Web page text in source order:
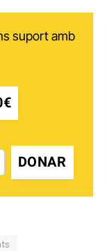
suport amb
DONAR